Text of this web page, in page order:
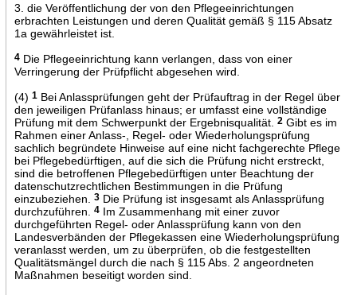
3. die Veröffentlichung der von den Pflegeeinrichtungen
erbrachten Leistungen und deren Qualität gemäß § 115 Absatz
1a gewährleistet ist.
4Die Pflegeeinrichtung kann verlangen, dass von einer
Verringerung der Prüfpflicht abgesehen wird.
(4) 1Bei Anlassprüfungen geht der Prüfauftrag in der Regel über
den jeweiligen Prüfanlass hinaus; er umfasst eine vollständige
Prüfung mit dem Schwerpunkt der Ergebnisqualität.
2Gibt es im
Rahmen einer Anlass-, Regel- oder Wiederholungsprüfung
sachlich begründete Hinweise auf eine nicht fachgerechte Pflege
bei Pflegebedürftigen, auf die sich die Prüfung nicht erstreckt,
sind die betroffenen Pflegebedürftigen unter Beachtung der
datenschutzrechtlichen Bestimmungen in die Prüfung
einzubeziehen.
3Die Prüfung ist insgesamt als Anlassprüfung
durchzuführen.
4Im Zusammenhang mit einer zuvor
durchgeführten Regel- oder Anlassprüfung kann von den
Landesverbänden der Pflegekassen eine Wiederholungsprüfung
veranlasst werden, um zu überprüfen, ob die festgestellten
Qualitätsmängel durch die nach § 115 Abs. 2 angeordneten
Maßnahmen beseitigt worden sind.